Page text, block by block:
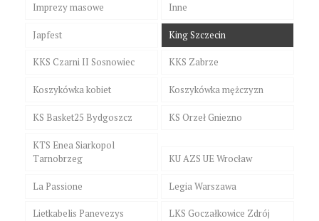
Imprezy masowe Inne
Japfest King Szczecin
KKS Czarni II Sosnowiec KKS Zabrze
Koszykówka kobiet Koszykówka mężczyzn
KS Basket25 Bydgoszcz KS Orzeł Gniezno
KTS Enea Siarkopol
Tarnobrzeg
KU AZS UE Wrocław
La Passione Legia Warszawa
Lietkabelis Panevezys LKS Goczałkowice Zdrój